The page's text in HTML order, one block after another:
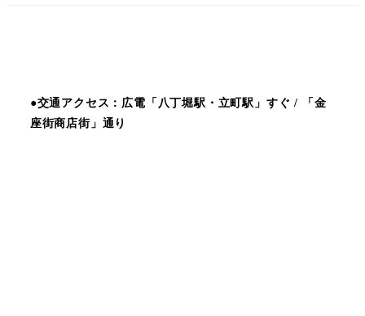
●交通アクセス：広電「八丁堀駅・立町駅」すぐ / 「金
座街商店街」通り